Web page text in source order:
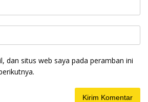
dan situs web saya pada peramban ini